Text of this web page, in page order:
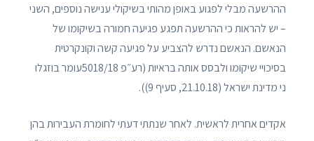
ההרשעה מבלי לפגוע באופן מהותי בשיקולי ענישה נוספים, השני
– יש להראות כי ההרשעה תפגע פגיעה חמורה בשיקומו של
הנאשם. הנאשם נדרש להצביע על פגיעה קשה וקונקרטית
בסיכויי שיקומו ולבסס אותה בראיות (רע״פ 5018/18עומר בוזגלו
ני מדינת ישראל (21.10.18, סעיף 9)).
אקדים אחרית לראשית. לאחר שנתתי דעתי לחומרת העבירות בהן